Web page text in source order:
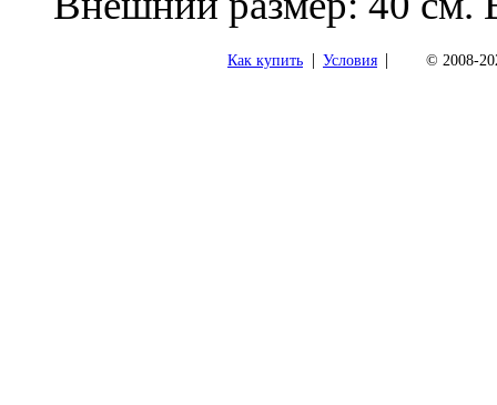
Как купить | Условия | © 2008-